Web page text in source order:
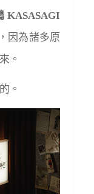
KASASAGI
因為諸多原
。
。